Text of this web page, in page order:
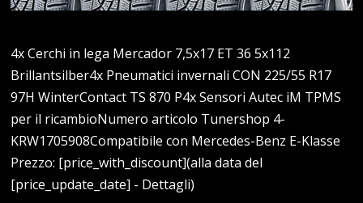
4x Cerchi in lega Mercador 7,5x17 ET 36 5x112
Brillantsilber4x Pneumatici invernali CON 225/55 R17
97H WinterContact TS 870 P4x Sensori Autec iM TPMS
per il ricambioNumero articolo Tunershop 4-
KRW1705908Compatibile con Mercedes-Benz E-Klasse
Prezzo: [price_with_discount](alla data del
[price_update_date] - Dettagli)